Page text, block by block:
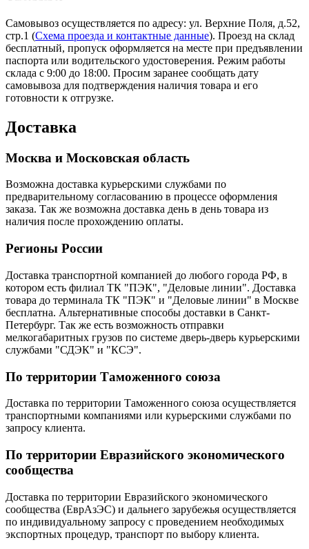
Самовывоз осуществляется по адресу: ул. Верхние Поля, д.52,
стр.1 (Схема проезда и контактные данные). Проезд на склад
бесплатный, пропуск оформляется на месте при предъявлении
паспорта или водительского удостоверения. Режим работы
склада с 9:00 до 18:00. Просим заранее сообщать дату
самовывоза для подтверждения наличия товара и его
готовности к отгрузке.
Доставка
Москва и Московская область
Возможна доставка курьерскими службами по
предварительному согласованию в процессе оформления
заказа. Так же возможна доставка день в день товара из
наличия после прохождению оплаты.
Регионы России
Доставка транспортной компанией до любого города РФ, в
котором есть филиал ТК "ПЭК", "Деловые линии". Доставка
товара до терминала ТК "ПЭК" и "Деловые линии" в Москве
бесплатна. Альтернативные способы доставки в Санкт-
Петербург. Так же есть возможность отправки
мелкогабаритных грузов по системе дверь-дверь курьерскими
службами "СДЭК" и "КСЭ".
По территории Таможенного союза
Доставка по территории Таможенного союза осуществляется
транспортными компаниями или курьерскими службами по
запросу клиента.
По территории Евразийского экономического
сообщества
Доставка по территории Евразийского экономического
сообщества (ЕврАзЭС) и дальнего зарубежья осуществляется
по индивидуальному запросу с проведением необходимых
экспортных процедур, транспорт по выбору клиента.